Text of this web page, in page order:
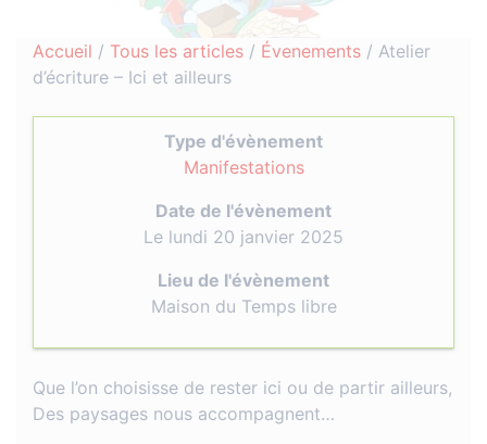
Accueil / Tous les articles / Évenements / Atelier
d’écriture – Ici et ailleurs
Type d'évènement
Manifestations
Date de l'évènement
Le lundi 20 janvier 2025
Lieu de l'évènement
Maison du Temps libre
Que l’on choisisse de rester ici ou de partir ailleurs,
Des paysages nous accompagnent…